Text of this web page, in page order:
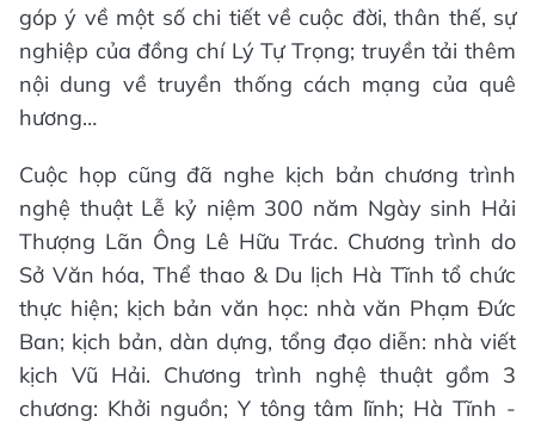
góp ý về một số chi tiết về cuộc đời, thân thế, sự
nghiệp của đồng chí Lý Tự Trọng; truyền tải thêm
nội dung về truyền thống cách mạng của quê
hương…
Cuộc họp cũng đã nghe kịch bản chương trình
nghệ thuật Lễ kỷ niệm 300 năm Ngày sinh Hải
Thượng Lãn Ông Lê Hữu Trác. Chương trình do
Sở Văn hóa, Thể thao & Du lịch Hà Tĩnh tổ chức
thực hiện; kịch bản văn học: nhà văn Phạm Đức
Ban; kịch bản, dàn dựng, tổng đạo diễn: nhà viết
kịch Vũ Hải. Chương trình nghệ thuật gồm 3
chương: Khởi nguồn; Y tông tâm lĩnh; Hà Tĩnh -